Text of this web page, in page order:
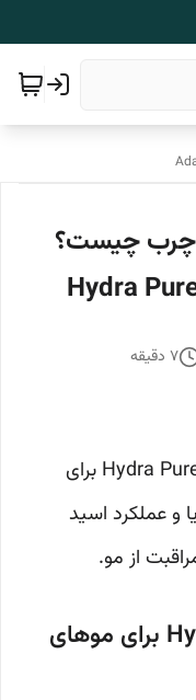
چرب چیست؟
7 دقیقه
بررسی تخصصی شامپو لورآل السیو Hydra Pure برای
و عملکرد اسید
از مو.
شامپو لورآل السیو Hydra Pure برای موهای